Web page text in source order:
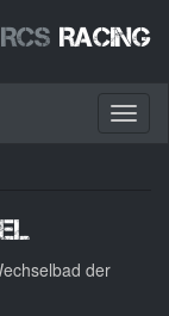
RCS Racing
der